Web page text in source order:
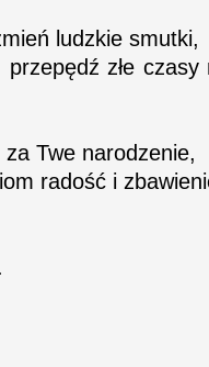
ludzkie smutki,
przepędź złe
Twe narodzenie,
radość i